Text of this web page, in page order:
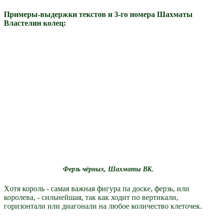
Примеры-выдержки текстов и 3-го номера Шахматы
Властелин колец:
Ферзь чёрных, Шахматы ВК.
Xотя король - самая важная фигура па доске, ферзь, или
королева, - сильнейшая, так как ходит по вертикали,
горизонтали или диагонали на любое количество клеточек.